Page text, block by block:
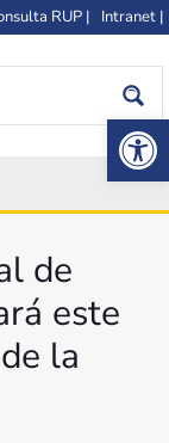
RUP | Intranet |
de
este
la